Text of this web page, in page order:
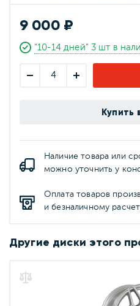
9 000 ₽
"10-14 дней" 3 шт в
Купить
Наличие товара или
можно уточнить у
Оплата товаров
и безналичному
Другие диски этого